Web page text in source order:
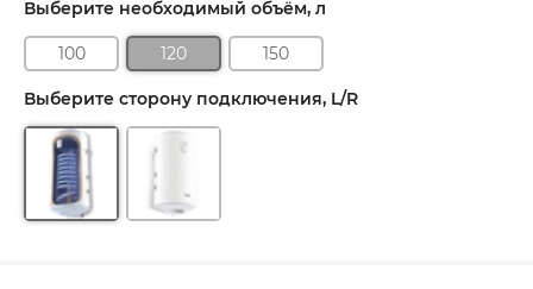
Выберите необходимый объём, л
100 120 150
Выберите сторону подключения, L/R